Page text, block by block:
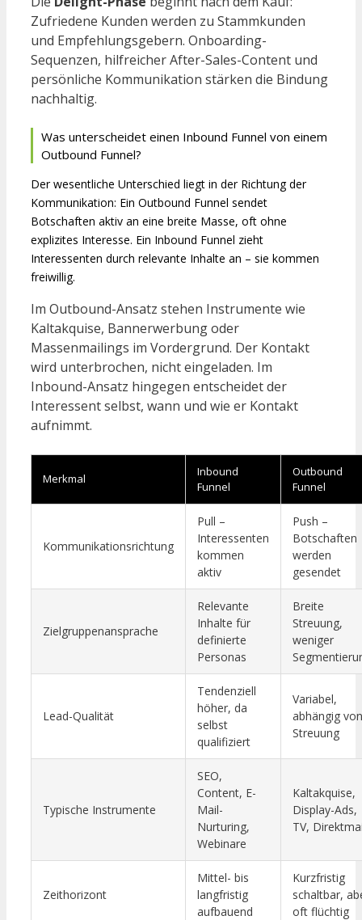
Zufriedene Kunden werden zu Stammkunden
und Empfehlungsgebern. Onboarding-
Sequenzen, hilfreicher After-Sales-Content und
persönliche Kommunikation stärken die Bindung
nachhaltig.
Was unterscheidet einen Inbound Funnel von einem
Outbound Funnel?
Der wesentliche Unterschied liegt in der Richtung der
Kommunikation: Ein Outbound Funnel sendet
Botschaften aktiv an eine breite Masse, oft ohne
explizites Interesse. Ein Inbound Funnel zieht
Interessenten durch relevante Inhalte an – sie kommen
freiwillig.
Im Outbound-Ansatz stehen Instrumente wie
Kaltakquise, Bannerwerbung oder
Massenmailings im Vordergrund. Der Kontakt
wird unterbrochen, nicht eingeladen. Im
Inbound-Ansatz hingegen entscheidet der
Interessent selbst, wann und wie er Kontakt
aufnimmt.
Merkmal
Inbound
Funnel
Outbound
Funnel
Kommunikationsrichtung
Pull –
Interessenten
kommen
aktiv
Push –
Botschaften
werden
gesendet
Zielgruppenansprache
Relevante
Inhalte für
definierte
Personas
Breite
Streuung,
weniger
Lead-Qualität
Tendenziell
höher, da
selbst
qualifiziert
Variabel,
abhängig von
Streuung
Typische Instrumente
SEO,
Content, E-
Mail-
Nurturing,
Webinare
Kaltakquise,
Display-Ads,
TV,
Zeithorizont
Mittel- bis
langfristig
aufbauend
Kurzfristig
schaltbar,
oft flüchtig